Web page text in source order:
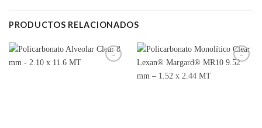
PRODUCTOS RELACIONADOS